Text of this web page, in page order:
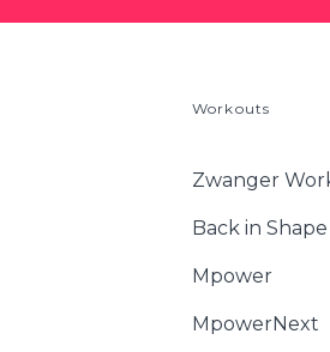
Workouts
Zwanger
Back in Shape
Mpower
MpowerNext